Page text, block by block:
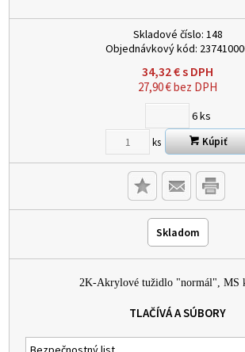
Skladové číslo: 148
Objednávkový kód:
34,32€s DPH
27,90€bez DPH
6ks
ks Kúpiť
Skladom
2K-Akrylové tužidlo "normál", MS
TLAČÍVÁ A SÚBORY